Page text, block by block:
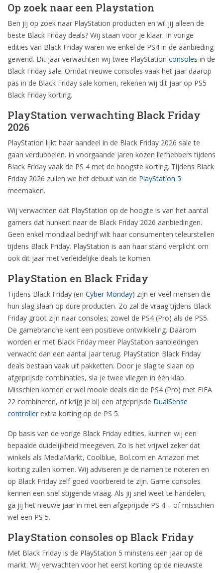
Op zoek naar een Playstation
Ben jij op zoek naar PlayStation producten en wil jij alleen de
beste Black Friday deals? Wij staan voor je klaar. In vorige
edities van Black Friday waren we enkel de PS4 in de aanbieding
gewend. Dit jaar verwachten wij twee PlayStation consoles in de
Black Friday sale. Omdat nieuwe consoles vaak het jaar daarop
pas in de Black Friday sale komen, rekenen wij dit jaar op PS5
Black Friday korting.
PlayStation verwachting Black Friday
2026
PlayStation lijkt haar aandeel in de Black Friday 2026 sale te
gaan verdubbelen. In voorgaande jaren kozen liefhebbers tijdens
Black Friday vaak de PS 4 met de hoogste korting. Tijdens Black
Friday 2026 zullen we het debuut van de PlayStation 5
meemaken.
Wij verwachten dat PlayStation op de hoogte is van het aantal
gamers dat hunkert naar de Black Friday 2026 aanbiedingen.
Geen enkel mondiaal bedrijf wilt haar consumenten teleurstellen
tijdens Black Friday. PlayStation is aan haar stand verplicht om
ook dit jaar met verleidelijke deals te komen.
PlayStation en Black Friday
Tijdens Black Friday (en Cyber Monday) zijn er veel mensen die
hun slag slaan op dure producten. Zo zal de vraag tijdens Black
Friday groot zijn naar consoles; zowel de PS4 (Pro) als de PS5.
De gamebranche kent een positieve ontwikkeling. Daarom
worden er met Black Friday meer PlayStation aanbiedingen
verwacht dan een aantal jaar terug. PlayStation Black Friday
deals bestaan vaak uit pakketten. Door je slag te slaan op
afgeprijsde combinaties, sla je twee vliegen in één klap.
Misschien komen er wel mooie deals die de PS4 (Pro) met FIFA
22 combineren, of krijg je bij een afgeprijsde DualSense
controllerextra korting op de PS 5.
Op basis van de vorige Black Friday edities, kunnen wij een
bepaalde duidelijkheid meegeven. Zo is het vrijwel zeker dat
winkels als MediaMarkt, Coolblue, Bol.com en Amazon met
korting zullen komen. Wij adviseren je de namen te noteren en
op Black Friday zelf goed voorbereid te zijn. Game consoles
kennen een snel stijgende vraag. Als jij snel weet te handelen,
ga jij het nieuwe jaar in met een afgeprijsde PS 4 – of misschien
wel een PS 5.
PlayStation consoles op Black Friday
Met Black Friday is de PlayStation 5 minstens een jaar op de
markt. Wij verwachten voor het eerst korting op de nieuwste